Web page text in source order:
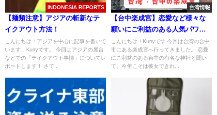
INDONESIA REPORTS
【麺類注意】アジアの斬新なテ
イクアウト方法！
こんにちは！アジアを中心に記事を書いて
います、Kunyです。 今回はアジアの屋台
などでの「テイクアウト事情」についてレ
ポートします！ さて...
台湾情報
【台中楽成宮】恋愛など様々な
願いにご利益のある人気パワー
スポット
こんにちは！Kunyです 今回は台湾の台中
市にある楽成宮へ行ってきました。 恋愛
にご利益のある台中の有名な神社と聞い
て、今年こそは彼女できれ...